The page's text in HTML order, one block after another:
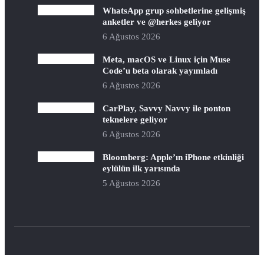
WhatsApp grup sohbetlerine gelişmiş
anketler ve @herkes geliyor
6 Ağustos 2026
Meta, macOS ve Linux için Muse
Code’u beta olarak yayımladı
6 Ağustos 2026
CarPlay, Savvy Navvy ile ponton
teknelere geliyor
6 Ağustos 2026
Bloomberg: Apple’ın iPhone etkinliği
eylülün ilk yarısında
5 Ağustos 2026